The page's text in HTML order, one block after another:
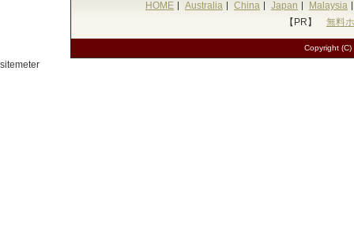
HOME
Australia China Japan
Malaysia
【PR】 無料
Copyright
sitemeter